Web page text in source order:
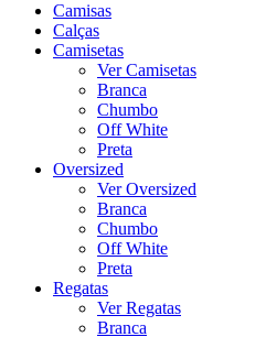
Camisas
Calças
Camisetas
Ver Camisetas
Branca
Chumbo
Off White
Preta
Oversized
Ver Oversized
Branca
Chumbo
Off White
Preta
Regatas
Ver Regatas
Branca